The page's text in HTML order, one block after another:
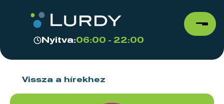
Nyitva:06:00 - 22:00
Vissza a hírekhez